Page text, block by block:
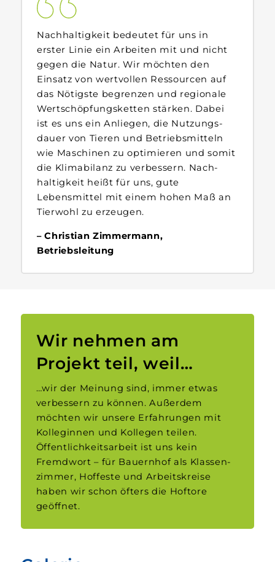
Nach­haltigkeit bedeutet für uns in
erster Linie ein Arbeiten mit und nicht
gegen die Natur. Wir möchten den
Einsatz von wertvollen Ressourcen auf
das Nötigste begrenzen und regionale
Wert­schöpfungs­ketten stärken. Dabei
ist es uns ein Anliegen, die Nutzungs­
dauer von Tieren und Betriebs­mitteln
wie Maschinen zu optimieren und somit
die Klima­bilanz zu verbessern. Nach­
haltigkeit heißt für uns, gute
Lebensmittel mit einem hohen Maß an
Tier­wohl zu erzeugen.
Christian Zimmermann,
Betriebsleitung
Wir nehmen am
Projekt teil, weil…
…wir der Meinung sind, immer etwas
verbessern zu können. Außerdem
möchten wir unsere Erfahrungen mit
Kolleginnen und Kollegen teilen.
Öffentlichkeits­arbeit ist uns kein
Fremdwort – für Bauernhof als Klassen­
zimmer, Hof­feste und Arbeits­kreise
haben wir schon öfters die Hof­tore
geöffnet.